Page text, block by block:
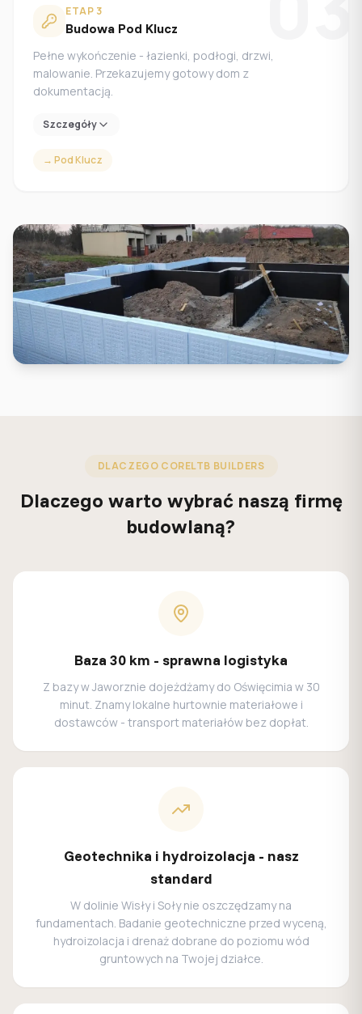
ETAP 3
Budowa Pod Klucz
Pełne wykończenie - łazienki, podłogi, drzwi,
malowanie. Przekazujemy gotowy dom z
dokumentacją.
Szczegóły
→ Pod Klucz
DLACZEGO CORELTB BUILDERS
Dlaczego warto wybrać naszą firmę
budowlaną?
Baza 30 km - sprawna logistyka
Z bazy w Jaworznie dojeżdżamy do Oświęcimia w 30
minut. Znamy lokalne hurtownie materiałowe i
dostawców - transport materiałów bez dopłat.
Geotechnika i hydroizolacja - nasz
standard
W dolinie Wisły i Soły nie oszczędzamy na
fundamentach. Badanie geotechniczne przed wyceną,
hydroizolacja i drenaż dobrane do poziomu wód
gruntowych na Twojej działce.